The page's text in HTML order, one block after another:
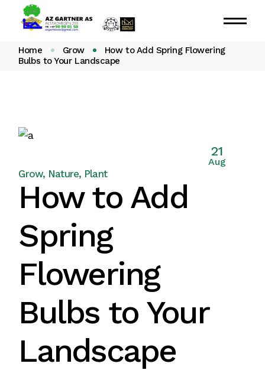
Home Grow
How to Add Spring Flowering
Bulbs to Your Landscape
21
Aug
Grow Nature Plant
How to Add
Spring
Flowering
Bulbs to Your
Landscape